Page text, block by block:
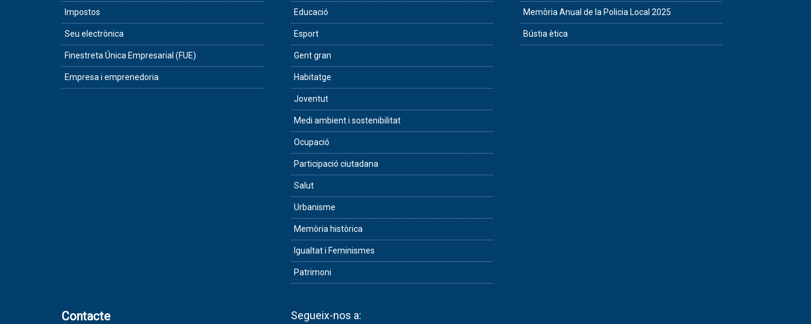
Impostos
Seu electrònica
Finestreta Única Empresarial (FUE)
Empresa i emprenedoria
Educació
Esport
Gent gran
Habitatge
Joventut
Medi ambient i sostenibilitat
Ocupació
Participació ciutadana
Salut
Urbanisme
Memòria històrica
Igualtat i Feminismes
Patrimoni
Memòria Anual de la Policia Local 2025
Bústia ètica
Contacte Segueix-nos a: